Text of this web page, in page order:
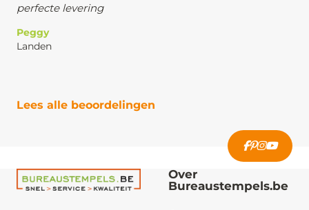
perfecte levering
Peggy
Landen
Lees alle beoordelingen
Over
Bureaustempels.be